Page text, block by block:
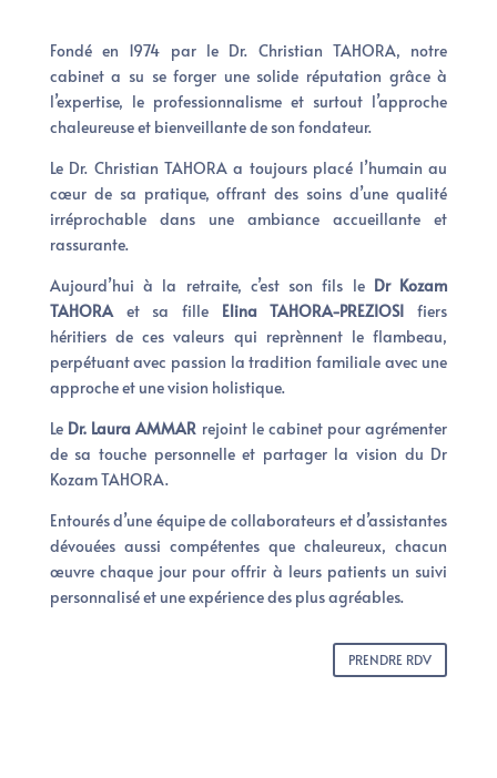
Fondé en 1974 par le Dr. Christian TAHORA, notre
cabinet a su se forger une solide réputation grâce à
l’expertise, le professionnalisme et surtout l’approche
chaleureuse et bienveillante de son fondateur.
Le Dr. Christian TAHORA a toujours placé l’humain au
cœur de sa pratique, offrant des soins d’une qualité
irréprochable dans une ambiance accueillante et
rassurante.
Aujourd’hui à la retraite, c’est son fils le Dr Kozam
TAHORAet sa fille Elina TAHORA-PREZIOSI fiers
héritiers de ces valeurs qui reprènnent le flambeau,
perpétuant avec passion la tradition familiale avec une
approche et une vision holistique.
Le Dr. Laura AMMAR rejoint le cabinet pour agrémenter
de sa touche personnelle et partager la vision du Dr
Kozam TAHORA.
Entourés d’une équipe de collaborateurs et d’assistantes
dévouées aussi compétentes que chaleureux, chacun
œuvre chaque jour pour offrir à leurs patients un suivi
personnalisé et une expérience des plus agréables.
PRENDRE RDV